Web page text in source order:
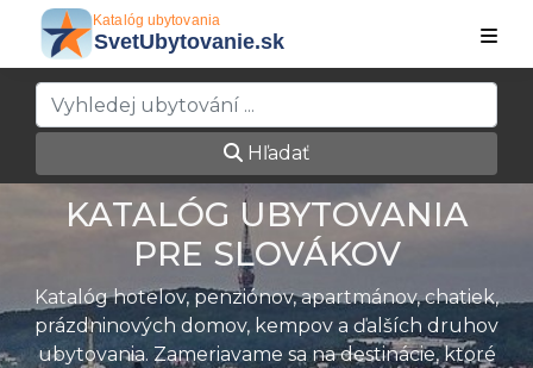
Hľadať
KATALÓG UBYTOVANIA
PRE SLOVÁKOV
Katalóg hotelov, penziónov, apartmánov, chatiek,
prázdninových domov, kempov a ďalších druhov
ubytovania. Zameriavame sa na destinácie, ktoré